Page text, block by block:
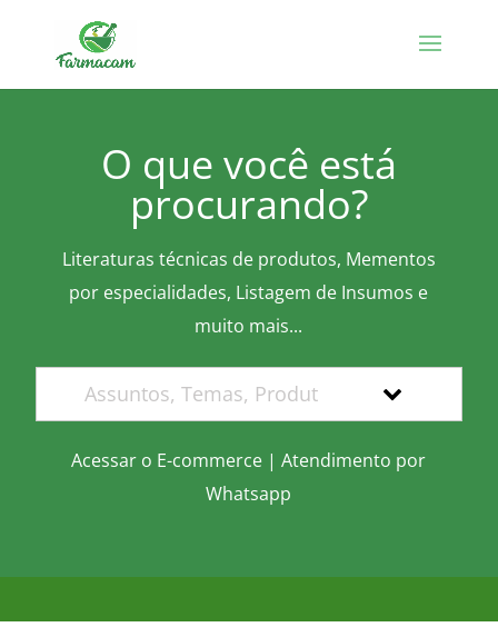
O que você está
procurando?
Literaturas técnicas de produtos, Mementos
por especialidades, Listagem de Insumos e
muito mais...
Acessar o E-commerce |Atendimento por
Whatsapp